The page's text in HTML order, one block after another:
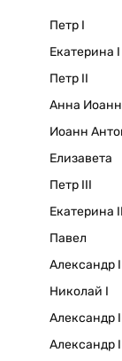
Петр I
Екатерина I
Петр II
Анна
Иоанн
Елизавета
Петр III
Екатерина II
Павел
Александр I
Николай I
Александр
Александр